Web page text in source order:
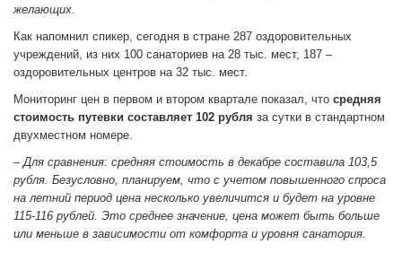
желающих.
Как напомнил спикер, сегодня в стране 287 оздоровительных
учреждений, из них 100 санаториев на 28 тыс. мест, 187 –
оздоровительных центров на 32 тыс. мест.
Мониторинг цен в первом и втором квартале показал, что средняя
стоимость путевки составляет 102 рубля за сутки в стандартном
двухместном номере.
– Для сравнения: средняя стоимость в декабре составила 103,5
рубля. Безусловно, планируем, что с учетом повышенного спроса
на летний период цена несколько увеличится и будет на уровне
115-116 рублей. Это среднее значение, цена может быть больше
или меньше в зависимости от комфорта и уровня санатория.